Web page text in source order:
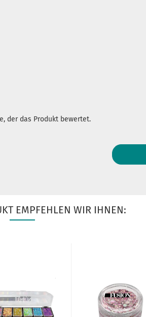
der das Produkt bewertet.
EMPFEHLEN WIR IHNEN: